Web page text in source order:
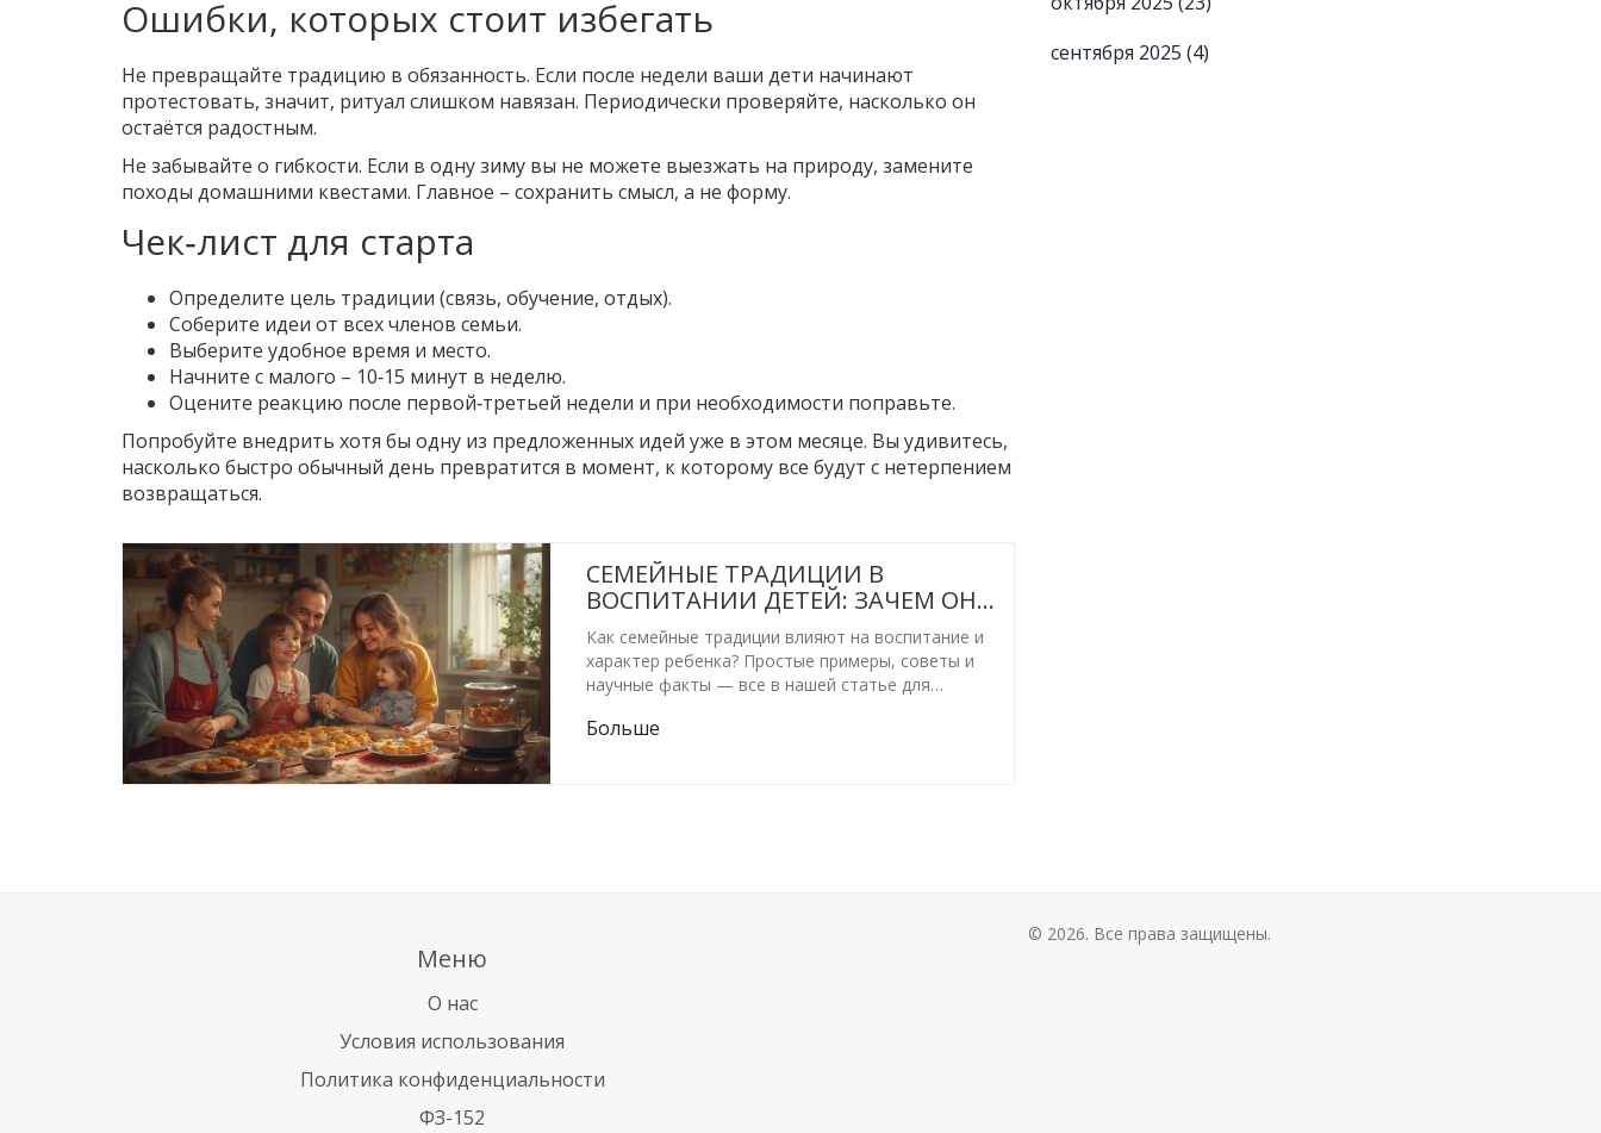
Ошибки, которых стоит избегать
Не превращайте традицию в обязанность. Если после недели ваши дети начинают
протестовать, значит, ритуал слишком навязан. Периодически проверяйте, насколько он
остаётся радостным.
Не забывайте о гибкости. Если в одну зиму вы не можете выезжать на природу, замените
походы домашними квестами. Главное – сохранить смысл, а не форму.
Чек‑лист для старта
Определите цель традиции (связь, обучение, отдых).
Соберите идеи от всех членов семьи.
Выберите удобное время и место.
Начните с малого – 10‑15 минут в неделю.
Оцените реакцию после первой‑третьей недели и при необходимости поправьте.
Попробуйте внедрить хотя бы одну из предложенных идей уже в этом месяце. Вы удивитесь,
насколько быстро обычный день превратится в момент, к которому все будут с нетерпением
возвращаться.
СЕМЕЙНЫЕ ТРАДИЦИИ В
ВОСПИТАНИИ ДЕТЕЙ: ЗАЧЕМ ОНИ
НУЖНЫ И КАК ИХ СОЗДАВАТЬ
Как семейные традиции влияют на воспитание и
характер ребенка? Простые примеры, советы и
научные факты — все в нашей статье для
Больше
сентября 2025 (4)
Меню
О нас
Условия использования
Политика конфиденциальности
ФЗ-152
© 2026. Все права защищены.